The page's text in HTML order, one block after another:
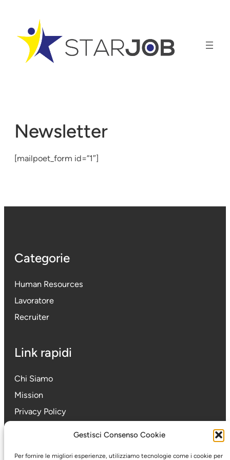
Gestisci Consenso Cookie
Per fornire le migliori esperienze, utilizziamo tecnologie come i cookie per
contenuto
Newsletter
[mailpoet_form id=”1″]
Categorie
Human Resources
Lavoratore
Recruiter
Link rapidi
Chi Siamo
Mission
Privacy Policy